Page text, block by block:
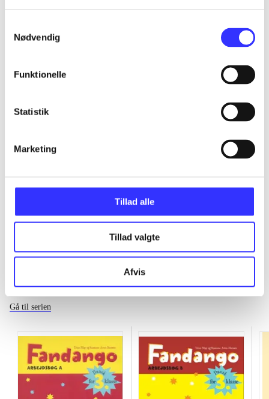
Nødvendig
Funktionelle
Statistik
Marketing
Tillad alle
Tillad valgte
Afvis
...
...
...
...
Fandango - dansk for 3. klasse
Gå til serien